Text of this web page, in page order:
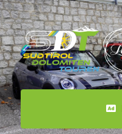
Zum
Inhalt
springen
Start